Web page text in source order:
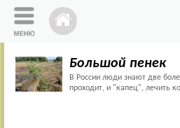
Большой пенек
В России люди знают две
проходит, и "капец", лечить